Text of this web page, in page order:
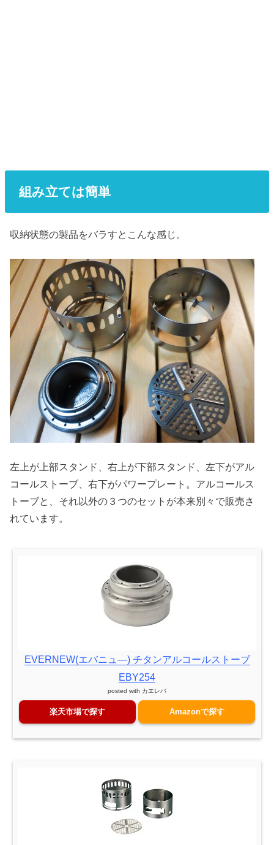
組み立ては簡単
収納状態の製品をバラすとこんな感じ。
左上が上部スタンド、右上が下部スタンド、左下がアル
コールストーブ、右下がパワープレート。アルコールス
トーブと、それ以外の３つのセットが本来別々で販売さ
れています。
EVERNEW(エバニュ—) チタンアルコールストーブ
EBY254
posted with カエレバ
楽天市場で探す Amazonで探す